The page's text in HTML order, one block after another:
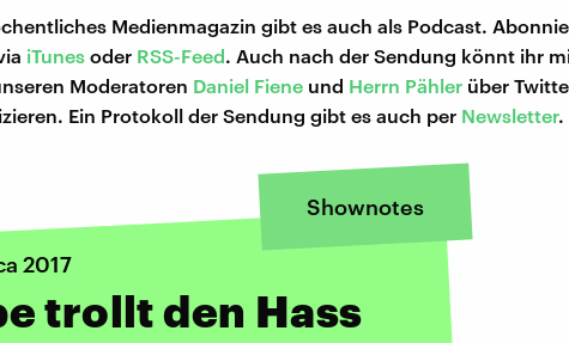
Medienmagazin gibt es auch als Podcast.
iTunes oder RSS-Feed. Auch nach der Sendung könnt ihr
Moderatoren Daniel Fiene und Herrn Pähler über
Ein Protokoll der Sendung gibt es auch per Newsletter.
Shownotes
2017
trollt den Hass